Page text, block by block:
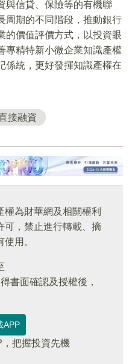
與信貸、保險等的有機聯
周期的不同階段，推動銀行
的價值評價方式，以投資眼
專精特新小微企業知識產權
係統，更好發揮知識產權在
接融資
為財華網及相關權利
可，禁止進行轉載、摘
用。
得書面確認及授權後，
APP
把握投資先機